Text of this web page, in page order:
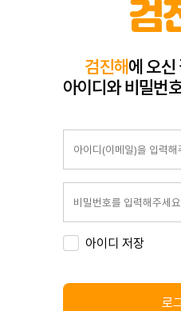
검진해에 오신
아이디와 비밀번
아이디 저장
로